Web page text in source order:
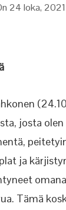
24 loka, 2021
josta
ja
Tämä